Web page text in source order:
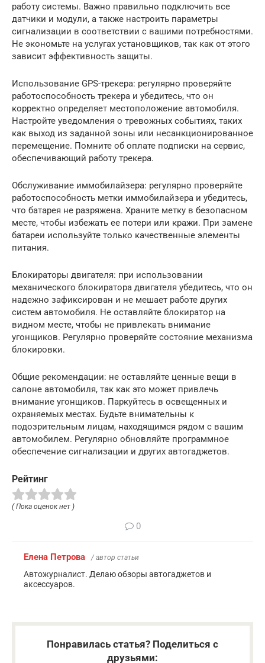
работу системы. Важно правильно подключить все
датчики и модули, а также настроить параметры
сигнализации в соответствии с вашими потребностями.
Не экономьте на услугах установщиков, так как от этого
зависит эффективность защиты.
Использование GPS-трекера: регулярно проверяйте
работоспособность трекера и убедитесь, что он
корректно определяет местоположение автомобиля.
Настройте уведомления о тревожных событиях, таких
как выход из заданной зоны или несанкционированное
перемещение. Помните об оплате подписки на сервис,
обеспечивающий работу трекера.
Обслуживание иммобилайзера: регулярно проверяйте
работоспособность метки иммобилайзера и убедитесь,
что батарея не разряжена. Храните метку в безопасном
месте, чтобы избежать ее потери или кражи. При замене
батареи используйте только качественные элементы
питания.
Блокираторы двигателя: при использовании
механического блокиратора двигателя убедитесь, что он
надежно зафиксирован и не мешает работе других
систем автомобиля. Не оставляйте блокиратор на
видном месте, чтобы не привлекать внимание
угонщиков. Регулярно проверяйте состояние механизма
блокировки.
Общие рекомендации: не оставляйте ценные вещи в
салоне автомобиля, так как это может привлечь
внимание угонщиков. Паркуйтесь в освещенных и
охраняемых местах. Будьте внимательны к
подозрительным лицам, находящимся рядом с вашим
автомобилем. Регулярно обновляйте программное
обеспечение сигнализации и других автогаджетов.
Рейтинг
( Пока оценок нет )
0
Елена Петрова / автор статьи
Автожурналист. Делаю обзоры автогаджетов и
аксессуаров.
Понравилась статья? Поделиться с
друзьями: